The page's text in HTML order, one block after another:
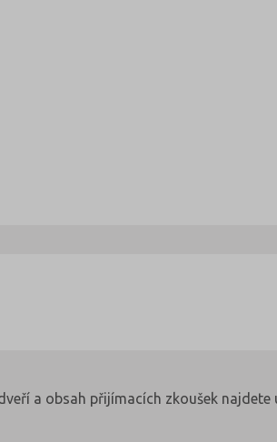
a obsah přijímacích zkoušek